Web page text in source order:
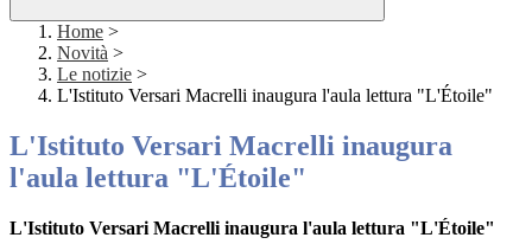
Home >
Novità >
Le notizie >
L'Istituto Versari Macrelli inaugura l'aula lettura "L'Étoile"
L'Istituto Versari Macrelli inaugura
l'aula lettura "L'Étoile"
L'Istituto Versari Macrelli inaugura l'aula lettura "L'Étoile"